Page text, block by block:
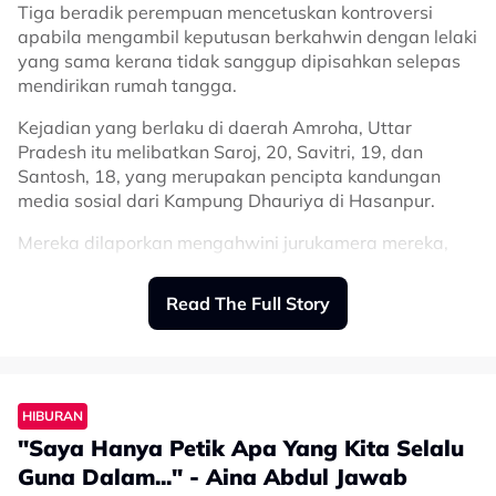
life was so different then.
♬ original sound - alinakaymusic
Perkongsian tersebut nyata menyentuh hati netizen
Tiga beradik perempuan mencetuskan kontroversi
apabila mengambil keputusan berkahwin dengan lelaki
yang sama kerana tidak sanggup dipisahkan selepas
mendirikan rumah tangga.
Kejadian yang berlaku di daerah Amroha, Uttar
Pradesh itu melibatkan Saroj, 20, Savitri, 19, dan
Santosh, 18, yang merupakan pencipta kandungan
media sosial dari Kampung Dhauriya di Hasanpur.
Mereka dilaporkan mengahwini jurukamera mereka,
pada 17 Julai lalu.
Rakaman majlis tersebut mula tular baru-baru ini,
Dalam video berkenaan, Vikas dilihat menyapukan
sindoor atau serbuk merah pada dahi setiap pengantin
perempuan selepas mereka selesai menjalani upacara
Read The Full Story
HIBURAN
"Saya Hanya Petik Apa Yang Kita Selalu
Guna Dalam..." - Aina Abdul Jawab